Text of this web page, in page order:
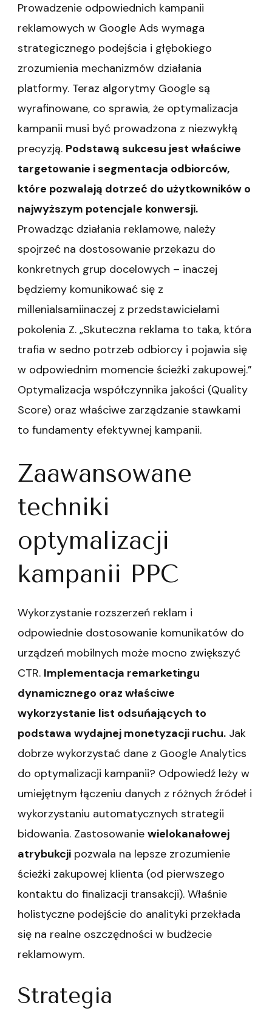
Prowadzenie odpowiednich kampanii
reklamowych w Google Ads wymaga
strategicznego podejścia i głębokiego
zrozumienia mechanizmów działania
platformy. Teraz algorytmy Google są
wyrafinowane, co sprawia, że optymalizacja
kampanii musi być prowadzona z niezwykłą
precyzją. Podstawą sukcesu jest właściwe
targetowanie i segmentacja odbiorców,
które pozwalają dotrzeć do użytkowników o
najwyższym potencjale konwersji.
Prowadząc działania reklamowe, należy
spojrzeć na dostosowanie przekazu do
konkretnych grup docelowych – inaczej
będziemy komunikować się z
millenialsamiinaczej z przedstawicielami
pokolenia Z. „Skuteczna reklama to taka, która
trafia w sedno potrzeb odbiorcy i pojawia się
w odpowiednim momencie ścieżki zakupowej.”
Optymalizacja współczynnika jakości (Quality
Score) oraz właściwe zarządzanie stawkami
to fundamenty efektywnej kampanii.
Zaawansowane
techniki
optymalizacji
kampanii PPC
Wykorzystanie rozszerzeń reklam i
odpowiednie dostosowanie komunikatów do
urządzeń mobilnych może mocno zwiększyć
CTR. Implementacja remarketingu
dynamicznego oraz właściwe
wykorzystanie list odsuńających to
podstawa wydajnej monetyzacji ruchu. Jak
dobrze wykorzystać dane z Google Analytics
do optymalizacji kampanii? Odpowiedź leży w
umiejętnym łączeniu danych z różnych źródeł i
wykorzystaniu automatycznych strategii
bidowania. Zastosowanie wielokanałowej
atrybukcji pozwala na lepsze zrozumienie
ścieżki zakupowej klienta (od pierwszego
kontaktu do finalizacji transakcji). Właśnie
holistyczne podejście do analityki przekłada
się na realne oszczędności w budżecie
reklamowym.
Strategia